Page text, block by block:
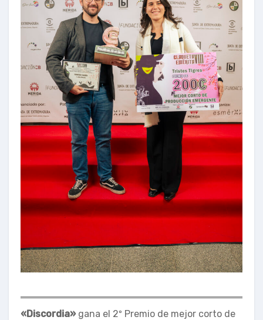
«Discordia» gana el 2º Premio de mejor corto de